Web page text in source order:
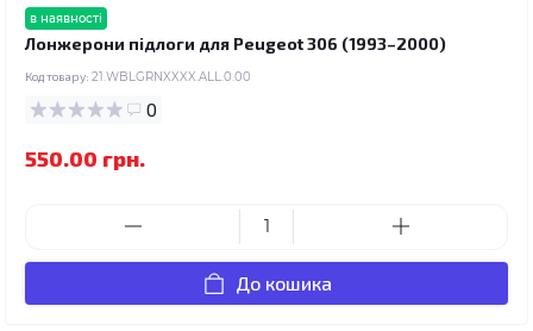
в наявності
Лонжерони підлоги для Peugeot 306 (1993–2000)
Код товару: 21.WBLGRNXXXX.ALL.0.00
0
550.00 грн.
До кошика